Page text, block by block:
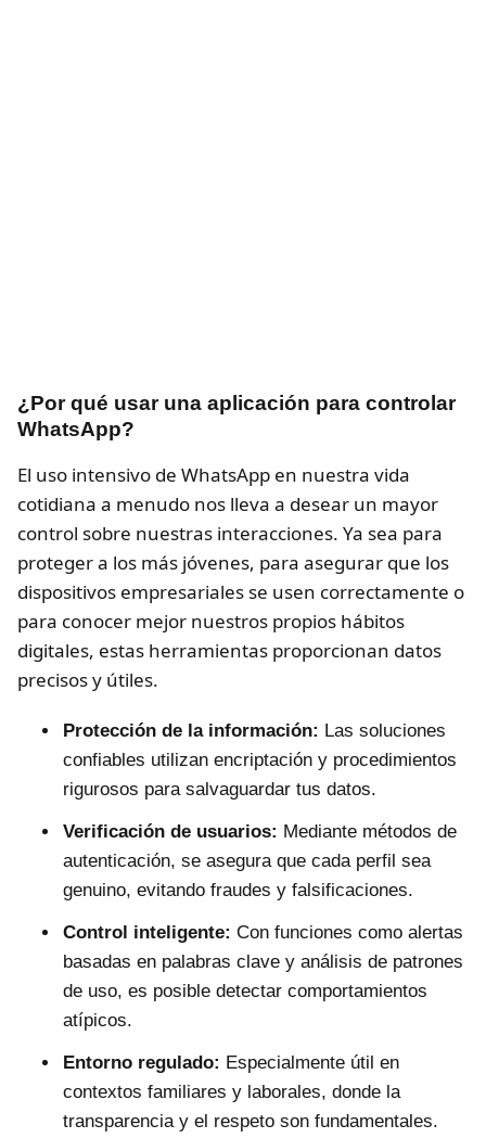
¿Por qué usar una aplicación para controlar
WhatsApp?
El uso intensivo de WhatsApp en nuestra vida
cotidiana a menudo nos lleva a desear un mayor
control sobre nuestras interacciones. Ya sea para
proteger a los más jóvenes, para asegurar que los
dispositivos empresariales se usen correctamente o
para conocer mejor nuestros propios hábitos
digitales, estas herramientas proporcionan datos
precisos y útiles.
Protección de la información: Las soluciones
confiables utilizan encriptación y procedimientos
rigurosos para salvaguardar tus datos.
Verificación de usuarios: Mediante métodos de
autenticación, se asegura que cada perfil sea
genuino, evitando fraudes y falsificaciones.
Control inteligente: Con funciones como alertas
basadas en palabras clave y análisis de patrones
de uso, es posible detectar comportamientos
atípicos.
Entorno regulado: Especialmente útil en
contextos familiares y laborales, donde la
transparencia y el respeto son fundamentales.